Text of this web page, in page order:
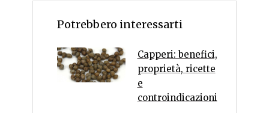
Potrebbero interessarti
Capperi: benefici,
proprietà, ricette
e
controindicazioni